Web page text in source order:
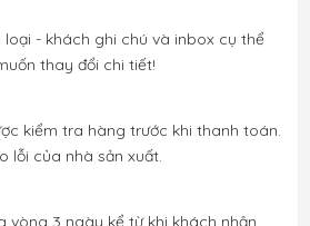
- khách ghi chú và inbox cụ thể
thay đổi chi tiết!
kiểm tra hàng trước khi thanh toán.
lỗi của nhà sản xuất.
3 ngày kể từ khi khách nhận